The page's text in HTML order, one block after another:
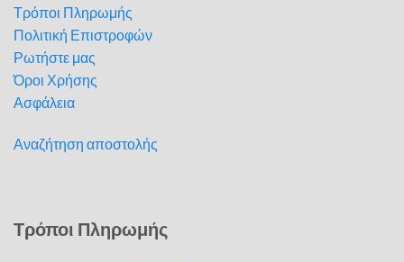
Τρόποι Πληρωμής
Πολιτική Επιστροφών
Ρωτήστε μας
Όροι Χρήσης
Ασφάλεια
Αναζήτηση αποστολής
Τρόποι Πληρωμής